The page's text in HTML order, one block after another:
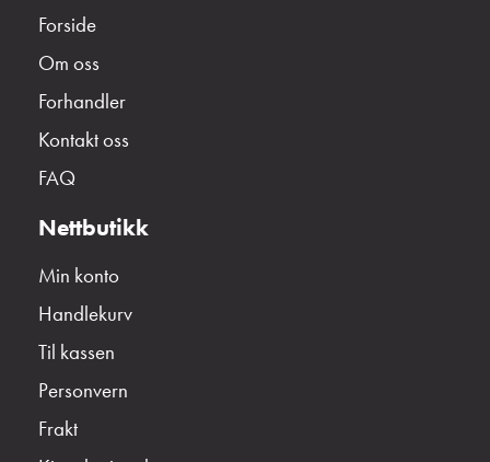
Forside
Om oss
Forhandler
Kontakt oss
FAQ
Nettbutikk
Min konto
Handlekurv
Til kassen
Personvern
Frakt